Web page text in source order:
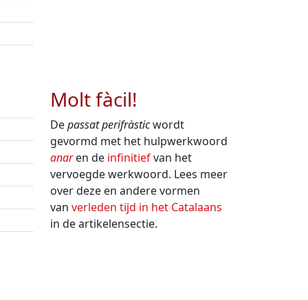
Molt fàcil!
Depassat perifràsticwordt
gevormd met het hulpwerkwoord
anaren de infinitiefvan het
vervoegde werkwoord. Lees meer
over deze en andere vormen
van verleden tijd in het Catalaans
in de artikelensectie.